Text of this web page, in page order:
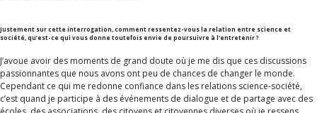
Justement sur cette interrogation, comment ressentez-vous la relation entre science et
société, qu’est-ce qui vous donne toutefois envie de poursuivre à l’entretenir ?
J’avoue avoir des moments de grand doute où je me dis que ces discussions
passionnantes que nous avons ont peu de chances de changer le monde.
Cependant ce qui me redonne confiance dans les relations science-société,
c’est quand je participe à des événements de dialogue et de partage avec des